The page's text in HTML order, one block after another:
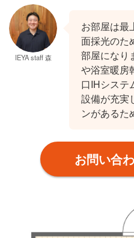
IEYA staff 森
お部屋は最
面採光のた
部屋になり
や浴室暖房
口IHシステ
設備が充実
ンがあるた
お問い合